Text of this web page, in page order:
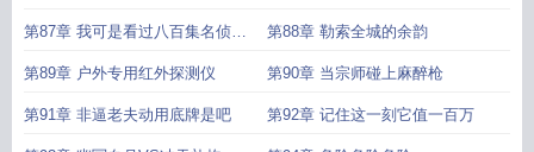
三天
第87章 我可是看过八百集名侦探
柯南的人
第88章 勒索全城的余韵
第89章 户外专用红外探测仪 第90章 当宗师碰上麻醉枪
第91章 非逼老夫动用底牌是吧 第92章 记住这一刻它值一百万